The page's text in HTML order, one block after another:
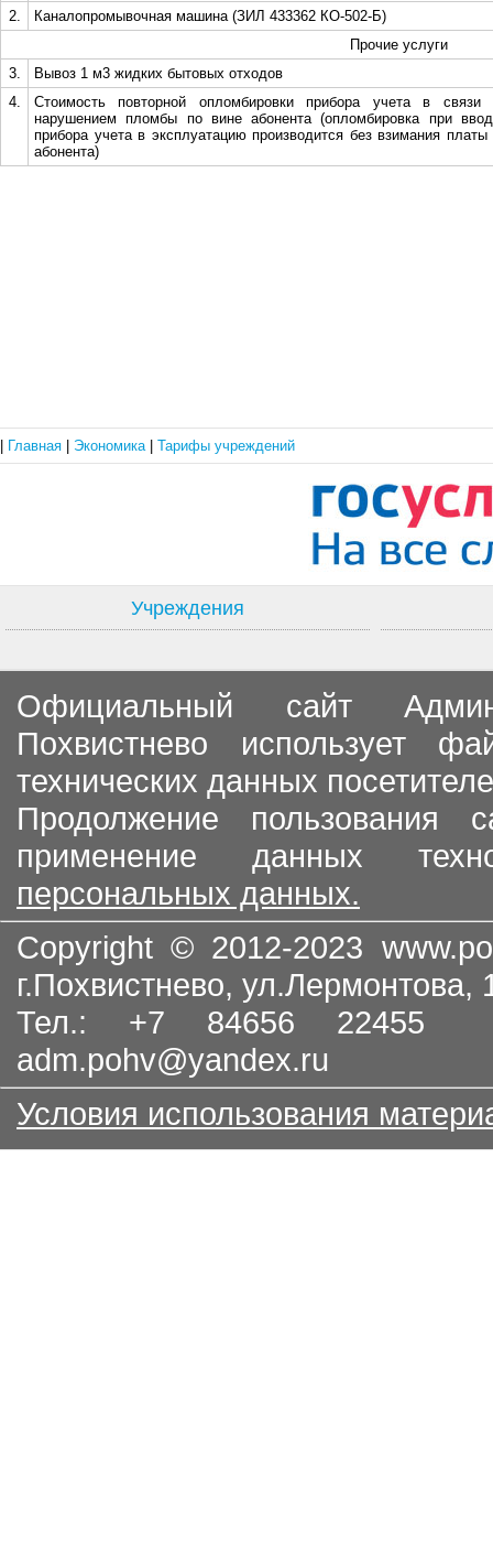
2.
Каналопромывочная машина (ЗИЛ 433362 КО-502-Б)
Прочие услуги
3.
Вывоз 1 м3 жидких бытовых отходов
4.
Стоимость повторной опломбировки прибора учета в связи
нарушением пломбы по вине абонента (опломбировка при
прибора учета в эксплуатацию производится без взимания платы
абонента)
Главная Экономика Тарифы учреждений
Учреждения
Официальный сайт
Похвистнево использует
технических данных
Продолжение пользования
применение данных
персональных данных.
Copyright © 2012-2023
г.Похвистнево, ул.Лермонтова,
Тел.: +7 84656
adm.pohv@yandex.ru
Условия использования